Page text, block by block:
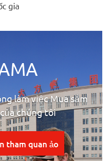
gia
làm việc Mua sắm
chúng tôi
tham quan ảo